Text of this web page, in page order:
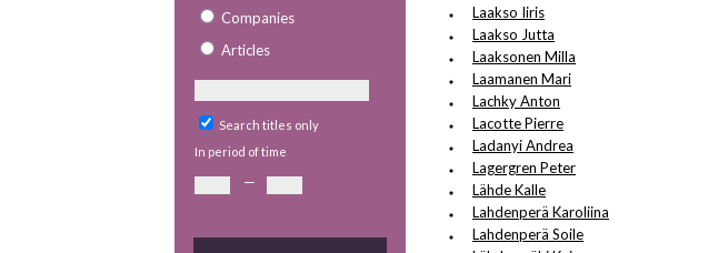
Companies
Articles
Search titles only
In period of time
—
Laakso Iiris
Laakso Jutta
Laaksonen Milla
Laamanen Mari
Lachky Anton
Lacotte Pierre
Ladanyi Andrea
Lagergren Peter
Lähde Kalle
Lahdenperä Karoliina
Lahdenperä Soile